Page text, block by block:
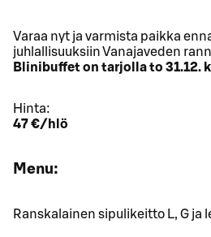
Varaa nyt ja varmista paikka
juhlallisuuksiin Vanajaveden
Blinibuffet on tarjolla to 31.12.
Hinta:
47 €/hlö
Menu:
Ranskalainen sipulikeitto L, G ja